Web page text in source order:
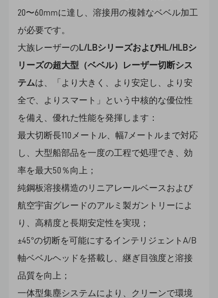
20〜60mmに達し、溶接用の複雑なベベル加工
が必要です。
大族レーザーの L/LBシリーズおよびHL/HLBシ
リーズの超大型（ベベル）レーザー切断シス
テムは、「より大きく、より安定し、より安
全で、よりスマート」という中核的な優位性
を備え、優れた性能を発揮します：
最大切断長110メートル、幅7メートルまで対応
し、大型船部品を一度の工程で処理でき、効
率を最大50％向上；
純鋼板溶接構造のリニアレールベースおよび
航空宇宙グレードのアルミ製ガントリーによ
り、高精度と長期安定性を実現；
±45°の切断を可能にするインテリジェントA/B
軸ベベルヘッドを搭載し、継ぎ目強度と溶接
品質を向上；
一体型集塵システムにより、クリーンで環境